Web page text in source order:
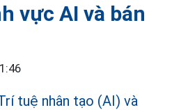
vực AI và bán
tuệ nhân tạo (AI) và